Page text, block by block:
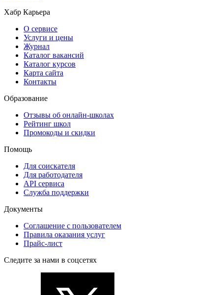
Хабр Карьера
О сервисе
Услуги и цены
Журнал
Каталог вакансий
Каталог курсов
Карта сайта
Контакты
Образование
Отзывы об онлайн-школах
Рейтинг школ
Промокоды и скидки
Помощь
Для соискателя
Для работодателя
API сервиса
Служба поддержки
Документы
Соглашение с пользователем
Правила оказания услуг
Прайс-лист
Следите за нами в соцсетях